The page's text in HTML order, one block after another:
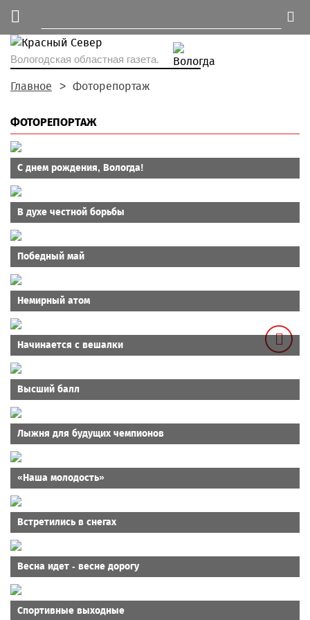
Вологодская областная газета.
Главное Фоторепортаж
ФОТОРЕПОРТАЖ
С днем рождения, Вологда!
В духе честной борьбы
Победный май
Немирный атом
Начинается с вешалки
Высший балл
Лыжня для будущих чемпионов
«Наша молодость»
Встретились в снегах
Весна идет - весне дорогу
Спортивные выходные